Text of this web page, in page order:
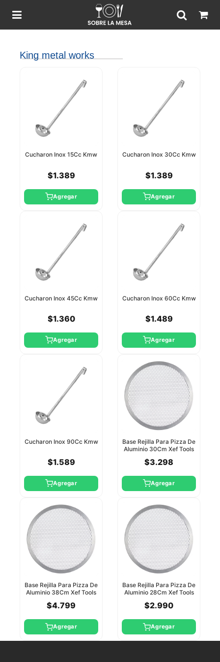
King metal works
Cucharon Inox 15Cc Kmw
$1.389
Agregar
Cucharon Inox 30Cc Kmw
$1.389
Agregar
Cucharon Inox 45Cc Kmw
$1.360
Agregar
Cucharon Inox 60Cc Kmw
$1.489
Agregar
Cucharon Inox 90Cc Kmw
$1.589
Agregar
Base Rejilla Para Pizza De
Aluminio 30Cm Xef Tools
$3.298
Agregar
Base Rejilla Para Pizza De
Aluminio 38Cm Xef Tools
$4.799
Agregar
Base Rejilla Para Pizza De
Aluminio 28Cm Xef Tools
$2.990
Agregar